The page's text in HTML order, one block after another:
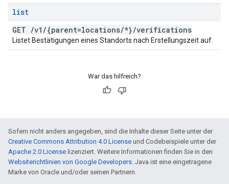
list
GET /v1 /{parent=locations/*}/verifications
Listet Bestätigungen eines Standorts nach Erstellungszeit auf.
War das hilfreich?
Sofern nicht anders angegeben, sind die Inhalte dieser Seite unter der
Creative Commons Attribution 4.0 License und Codebeispiele unter der
Apache 2.0 License lizenziert. Weitere Informationen finden Sie in den
Websiterichtlinien von Google Developers. Java ist eine eingetragene
Marke von Oracle und/oder seinen Partnern.